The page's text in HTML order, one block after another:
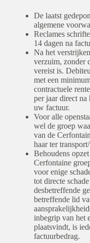
De laatst
algemene
Reclames
14 dagen na
Na het
verzuim, zonder
vereist is.
met een
contractuele
per jaar direct
uw factuur.
Voor alle
wel de groep
van de
haar ter
Behoudens
Cerfontaine
voor enige
tot directe
desbetreffende
betreffende lid
inbegrip van het
plaatsvindt, is
factuurbedrag.